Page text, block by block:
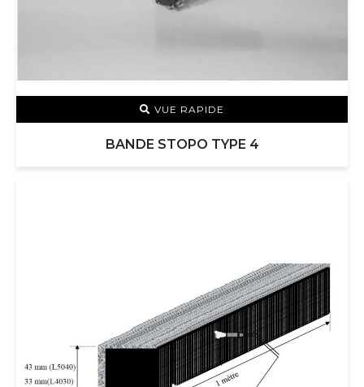
VUE RAPIDE
BANDE STOPO TYPE 4